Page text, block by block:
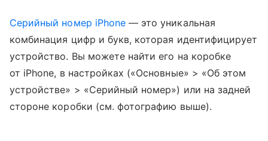
Серийный номер iPhone — это уникальная
комбинация цифр и букв, которая идентифицирует
устройство. Вы можете найти его на коробке
от iPhone, в настройках («Основные» > «Об этом
устройстве» > «Серийный номер») или на задней
стороне коробки (см. фотографию выше).